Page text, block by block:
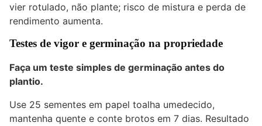
vier rotulado, não plante; risco de mistura e perda de
rendimento aumenta.
Testes de vigor e germinação na propriedade
Faça um teste simples de germinação antes do
plantio.
Use 25 sementes em papel toalha umedecido,
mantenha quente e conte brotos em 7 dias. Resultado